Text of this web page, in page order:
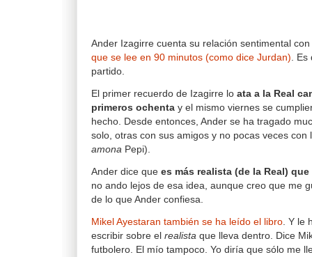
Ander Izagirre cuenta su relación sentimental
que se lee en 90 minutos (como dice Jurdan). Es
partido.
El primer recuerdo de Izagirre lo ata a la Real
primeros ochenta y el mismo viernes se
hecho. Desde entonces, Ander se ha tragado
solo, otras con sus amigos y no pocas veces con
amona Pepi).
Ander dice que es más realista (de la Real)
no ando lejos de esa idea, aunque creo que me
de lo que Ander confiesa.
Mikel Ayestaran también se ha leído el libro . Y le
escribir sobre el realista que lleva dentro. Dice
futbolero. El mío tampoco. Yo diría que sólo me